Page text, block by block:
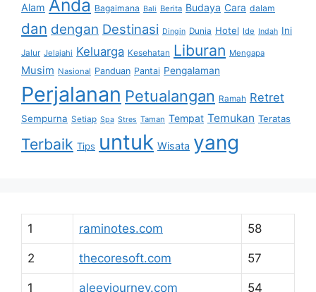
Alam Anda Bagaimana Bali Berita Budaya Cara dalam
dan dengan Destinasi Dingin Dunia Hotel Ide Indah Ini
Jalur Jelajahi Keluarga Kesehatan Liburan Mengapa
Musim Nasional Panduan Pantai Pengalaman
Perjalanan Petualangan Ramah Retret
Sempurna Setiap Spa Stres Taman Tempat Temukan Teratas
Terbaik Tips untuk Wisata yang
1 raminotes.com 58
2 thecoresoft.com 57
1 aleeyjourney.com 54